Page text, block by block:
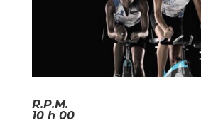
R.P.M.
10 h 00